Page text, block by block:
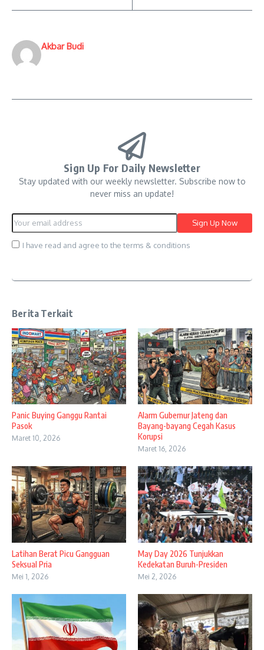
Akbar Budi
Sign Up For Daily Newsletter
Stay updated with our weekly newsletter. Subscribe now to
never miss an update!
I have read and agree to the terms & conditions
Berita Terkait
Panic Buying Ganggu Rantai
Pasok
Maret 10, 2026
Alarm Gubernur Jateng dan
Bayang-bayang Cegah Kasus
Korupsi
Maret 16, 2026
Latihan Berat Picu Gangguan
Seksual Pria
Mei 1, 2026
May Day 2026 Tunjukkan
Kedekatan Buruh-Presiden
Mei 2, 2026